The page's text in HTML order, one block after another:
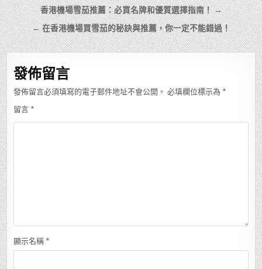
文
章
導
覽
香港機場雪茄推薦：必買名牌和優質選擇指南！ →
← 在香港機場買雪茄的秘訣與推薦，你一定不能錯過！
發佈留言
發佈留言必須填寫的電子郵件地址不會公開。 必填欄位標示為 *
留言 *
顯示名稱 *